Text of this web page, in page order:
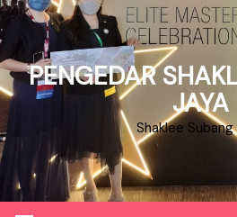
Skip
to
content
PENGEDAR
JAYA
Shaklee